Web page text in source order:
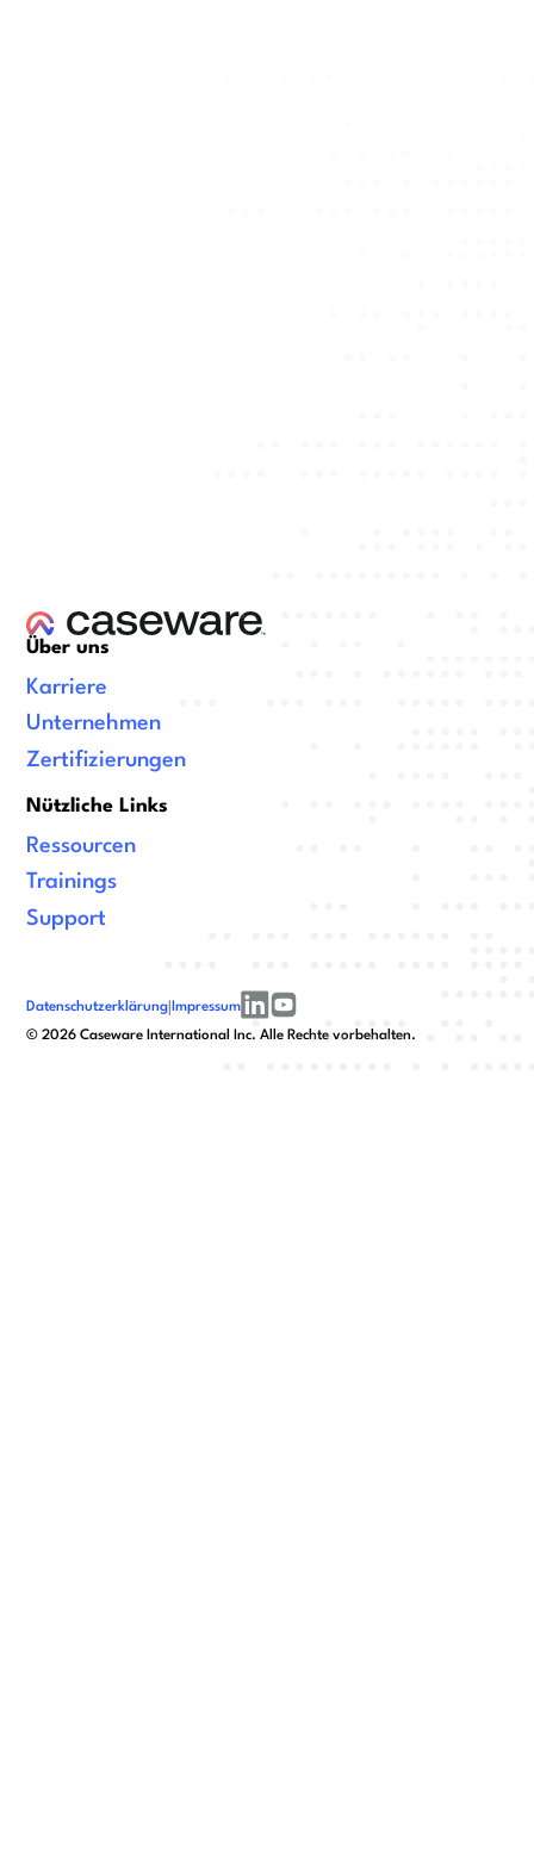
Über uns
Karriere
Unternehmen
Zertifizierungen
Nützliche Links
Ressourcen
Trainings
Support
©2026 Caseware International Inc. Alle Rechte vorbehalten.
Datenschutzerklärung | Impressum
linkedinyoutube